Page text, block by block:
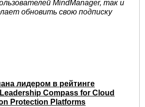
MindManager, так и
обновить свою подписку
лидером в рейтинге
Compass for Cloud
Protection Platforms